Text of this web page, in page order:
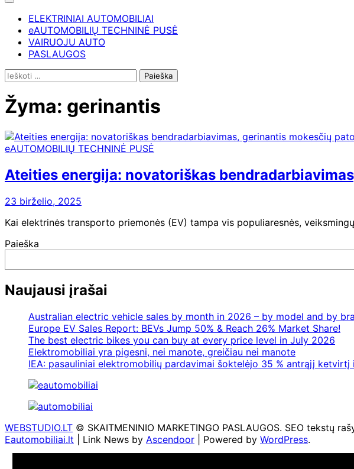
ELEKTRINIAI AUTOMOBILIAI
eAUTOMOBILIŲ TECHNINĖ PUSĖ
VAIRUOJU AUTO
PASLAUGOS
Ieškoti:
Žyma: gerinantis
eAUTOMOBILIŲ TECHNINĖ PUSĖ
Ateities energija: novatoriškas
23 birželio, 2025
Kai elektrinės transporto priemonės (EV) tampa vis populiaresnės,
Paieška
Naujausi įrašai
Australian electric vehicle sales by month in 2026 – by model and by
Europe EV Sales Report: BEVs Jump 50% & Reach 26% Market Share!
The best electric bikes you can buy at every price level in July 2026
Elektromobiliai yra pigesni, nei manote, greičiau nei manote
IEA: pasauliniai elektromobilių pardavimai šoktelėjo 35 % antrąjį
WEBSTUDIO.LT © SKAITMENINIO MARKETINGO PASLAUGOS. SEO tekstų
Eautomobiliai.lt | Link News by Ascendoor | Powered by WordPress.